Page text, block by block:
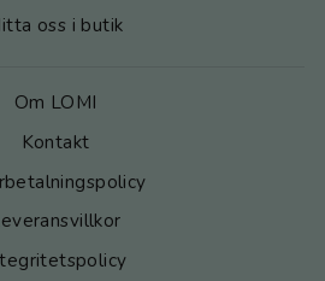
oss i butik
Om LOMI
Kontakt